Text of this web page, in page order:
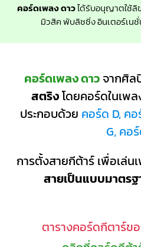
คอร์ดเพลง ดาวได้รับอนุญาตใช้ลิ
มิวสิค พับลิชชิ่ง อินเตอร์เนชั่
คอร์ดเพลง ดาวจากศิ
สตริงโดยคอร์ดในเพ
ประกอบด้วย คอร์ด D, ค
G, คอ
การตั้งสายกีต้าร์ เพื่อเล่น
สายเป็นแบบมาตร
ตารางคอร์ดกีตาร์ข